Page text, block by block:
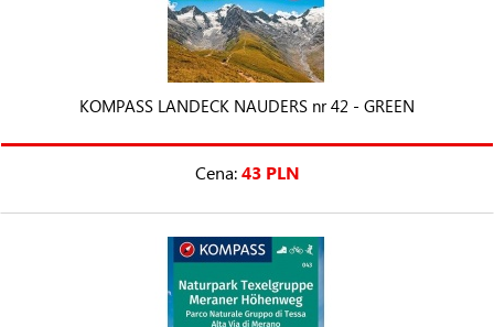
KOMPASS LANDECK NAUDERS nr 42 - GREEN
Cena:43 PLN